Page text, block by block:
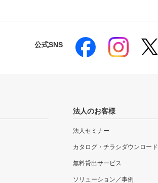
公式SNS
法人のお客様
法人セミナー
カタログ・チラシダウンロード
無料貸出サービス
ソリューション／事例